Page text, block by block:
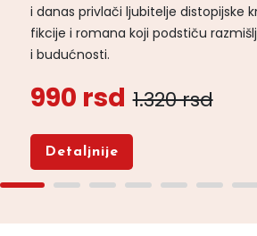
i danas privlači ljubitelje distopijske
fikcije i romana koji podstiču
i budućnosti.
990 rsd 1.320 rsd
Detaljnije